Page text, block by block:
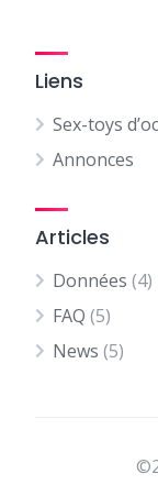
Liens
Sex-toys
Annonces
Articles
Données (4)
FAQ (5)
News (5)